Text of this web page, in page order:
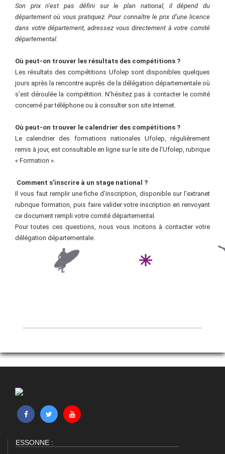
Son prix n’est pas défini sur le plan national, il dépend du
département où vous pratiquez. Pour connaître le prix d’une licence
dans votre département, adressez vous directement à votre comité
départemental.
Où peut-on trouver les résultats des compétitions ?
Les résultats des compétitions Ufolep sont disponibles quelques
jours après la rencontre auprès de la délégation départementale où
s’est déroulée la compétition. N’hésitez pas à contacter le comité
concerné par téléphone ou à consulter son site Internet.
Où peut-on trouver le calendrier des compétitions ?
Le calendrier des formations nationales Ufolep, régulièrement
remis à jour, est consultable en ligne sur le site de l’Ufolep, rubrique
« Formation ».
Comment s'inscrire à un stage national ?
Il vous faut remplir une fiche d’inscription, disponible sur l'extranet
rubrique formation, puis faire valider votre inscription en renvoyant
ce document rempli votre comité départemental.
Pour toutes ces questions, nous vous incitons à contacter votre
délégation départementale.
ESSONNE :